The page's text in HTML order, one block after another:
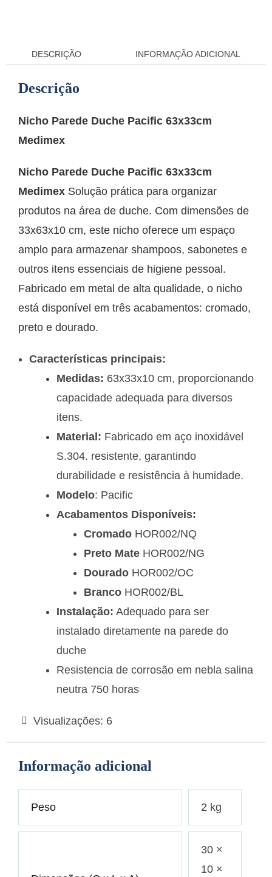
DESCRIÇÃO INFORMAÇÃO ADICIONAL
Descrição
Nicho Parede Duche Pacific 63x33cm
Medimex
Nicho Parede Duche Pacific 63x33cm
Medimex Solução prática para organizar
produtos na área de duche. Com dimensões de
33x63x10 cm, este nicho oferece um espaço
amplo para armazenar shampoos, sabonetes e
outros itens essenciais de higiene pessoal.
Fabricado em metal de alta qualidade, o nicho
está disponível em três acabamentos: cromado,
preto e dourado.
Características principais:
Medidas: 63x33x10 cm, proporcionando
capacidade adequada para diversos
itens.
Material: Fabricado em aço inoxidável
S.304. resistente, garantindo
durabilidade e resistência à humidade.
Modelo: Pacific
Acabamentos Disponíveis:
Cromado HOR002/NQ
Preto Mate HOR002/NG
Dourado HOR002/OC
Branco HOR002/BL
Instalação: Adequado para ser
instalado diretamente na parede do
duche
Resistencia de corrosão em nebla salina
neutra 750 horas
Visualizações: 6
Informação adicional
Peso 2 kg
30 ×
10 ×